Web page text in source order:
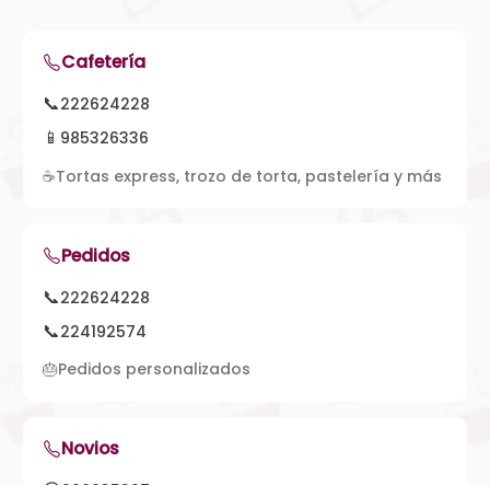
Cafetería
📞222624228
📱 985326336
☕Tortas express, trozo de torta, pastelería y más
Pedidos
📞222624228
📞224192574
🎂Pedidos personalizados
Novios